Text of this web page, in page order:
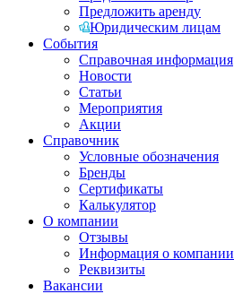
Предложить аренду
Юридическим лицам
События
Справочная информация
Новости
Статьи
Мероприятия
Акции
Справочник
Условные обозначения
Бренды
Сертификаты
Калькулятор
О компании
Отзывы
Информация о компании
Реквизиты
Вакансии